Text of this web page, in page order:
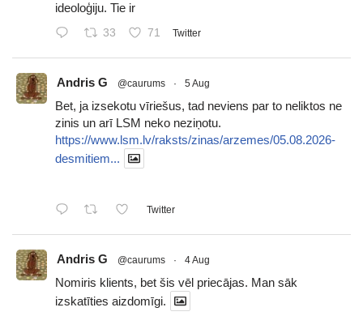
ideoloģiju. Tie ir
33 71 Twitter
Andris G @caurums · 5 Aug
Bet, ja izsekotu vīriešus, tad neviens par to neliktos ne
zinis un arī LSM neko neziņotu.
https://www.lsm.lv/raksts/zinas/arzemes/05.08.2026-
desmitiem...
Twitter
Andris G @caurums · 4 Aug
Nomiris klients, bet šis vēl priecājas. Man sāk
izskatīties aizdomīgi.